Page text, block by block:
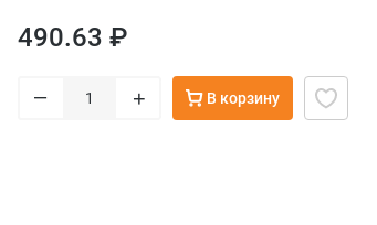
490.63 ₽
– + В корзину